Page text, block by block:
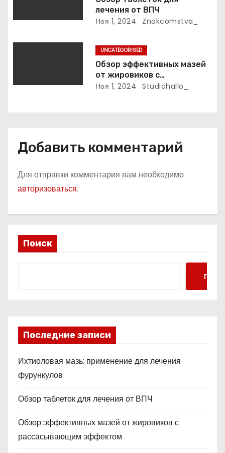
и
лечения от ВПЧ
Ноя 1, 2024 Znakcomstva_
UNCATEGORISED
Обзор эффективных мазей
от жировиков с
рассасывающим эффектом
Ноя 1, 2024 Studiohallo_
Добавить комментарий
Для отправки комментария вам необходимо
авторизоваться.
Поиск
Поиск
Последние записи
Ихтиоловая мазь: применение для лечения
фурункулов
Обзор таблеток для лечения от ВПЧ
Обзор эффективных мазей от жировиков с
рассасывающим эффектом